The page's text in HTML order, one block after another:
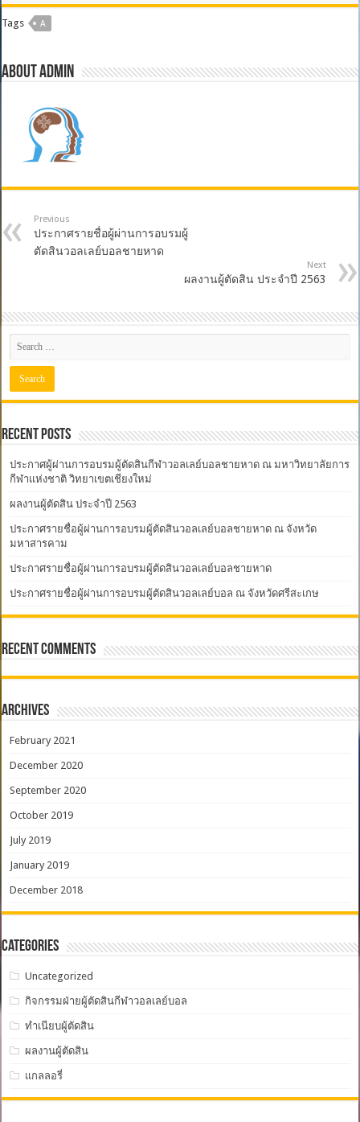
อบรม
ณ
Tags A
About admin
Previous
ประกาศรายชื่อผู้ผ่านการอบรมผู้
ตัดสินวอลเลย์บอลชายหาด
Next
ผลงานผู้ตัดสิน ประจำปี 2563
Recent Posts
ประกาศผู้ผ่านการอบรมผู้ตัดสินกีฬาวอลเลย์บอลชายหาด ณ มหาวิทยาลัยการ
กีฬาแห่งชาติ วิทยาเขตเชียงใหม่
ผลงานผู้ตัดสิน ประจำปี 2563
ประกาศรายชื่อผู้ผ่านการอบรมผู้ตัดสินวอลเลย์บอลชายหาด ณ จังหวัด
มหาสารคาม
ประกาศรายชื่อผู้ผ่านการอบรมผู้ตัดสินวอลเลย์บอลชายหาด
ประกาศรายชื่อผู้ผ่านการอบรมผู้ตัดสินวอลเลย์บอล ณ จังหวัดศรีสะเกษ
Recent Comments
Archives
February 2021
December 2020
September 2020
October 2019
July 2019
January 2019
December 2018
Categories
Uncategorized
กิจกรรมฝ่ายผู้ตัดสินกีฬาวอลเลย์บอล
ทำเนียบผู้ตัดสิน
ผลงานผู้ตัดสิน
แกลลอรี่